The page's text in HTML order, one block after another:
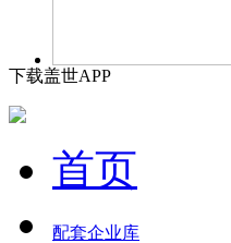
下载盖世APP
首页
配套企业库